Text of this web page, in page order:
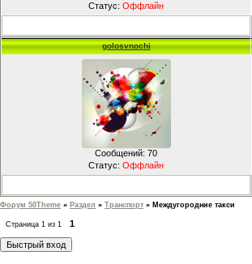
Статус: Оффлайн
golosvnochi
Сообщений: 70
Статус: Оффлайн
Форум 50Theme » Раздел » Транспорт » Междугородние такси
Страница 1 из 1
1